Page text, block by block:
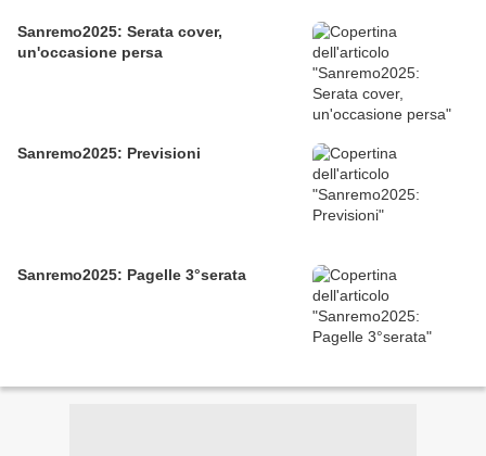
Sanremo2025: Serata cover,
un'occasione persa
Sanremo2025: Previsioni
Sanremo2025: Pagelle 3°serata